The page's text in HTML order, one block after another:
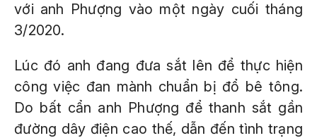
với anh Phượng vào một ngày cuối tháng
3/2020.
Lúc đó anh đang đưa sắt lên để thực hiện
công việc đan mành chuẩn bị đổ bê tông.
Do bất cẩn anh Phượng để thanh sắt gần
đường dây điện cao thế, dẫn đến tình trạng